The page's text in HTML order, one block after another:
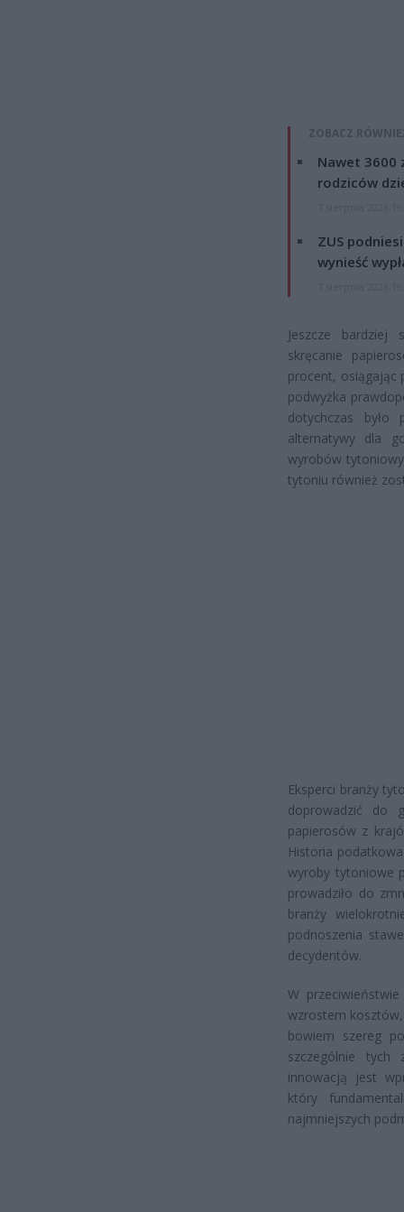
ZOBACZ
Nawet 3600
rodziców
ZUS
wynieść
Jeszcze bardziej
skręcanie
procent, osiągając
podwyżka
dotychczas było
alternatywy dla
wyrobów
tytoniu również
Eksperci branży
doprowadzić do
papierosów z
Historia
wyroby tytoniowe
prowadziło do
branży
podnoszenia
decydentów.
W
wzrostem
bowiem szereg
szczególnie tych
innowacją jest
który
najmniejszych